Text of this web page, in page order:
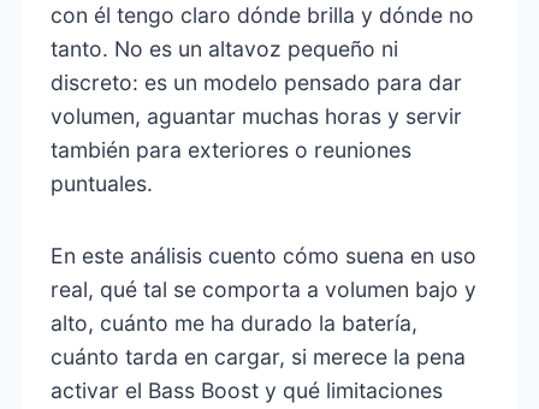
con él tengo claro dónde brilla y dónde no
tanto. No es un altavoz pequeño ni
discreto: es un modelo pensado para dar
volumen, aguantar muchas horas y servir
también para exteriores o reuniones
puntuales.
En este análisis cuento cómo suena en uso
real, qué tal se comporta a volumen bajo y
alto, cuánto me ha durado la batería,
cuánto tarda en cargar, si merece la pena
activar el Bass Boost y qué limitaciones